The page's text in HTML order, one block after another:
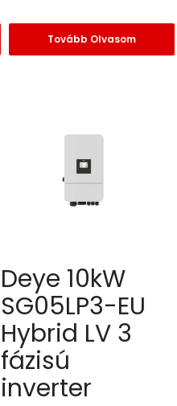
Tovább Olvasom
Deye 10kW
SG05LP3-EU
Hybrid LV 3
fázisú
inverter